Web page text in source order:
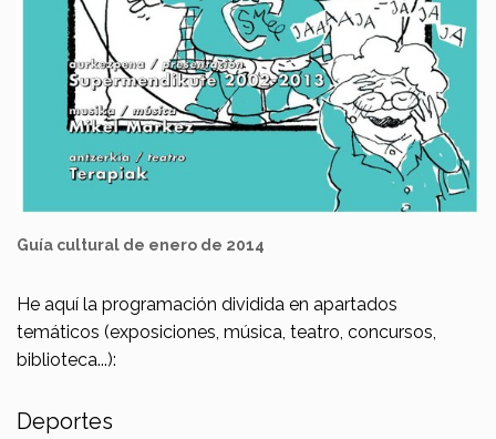
Guía cultural de enero de 2014
He aquí la programación dividida en apartados
temáticos (exposiciones, música, teatro, concursos,
biblioteca...):
Deportes